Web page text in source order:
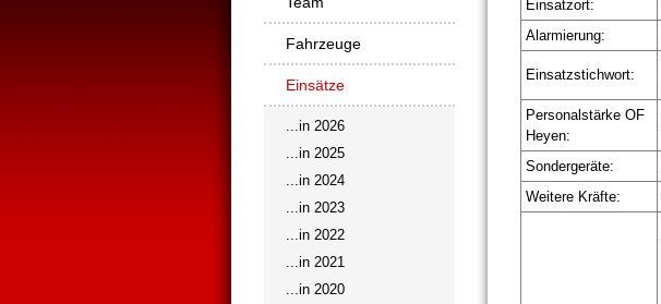
Einsatzort:
Alarmierung:
Einsatzstichwort:
Personalstärke OF
Heyen:
Sondergeräte:
Weitere Kräfte:
Fahrzeuge
Einsätze
...in 2026
...in 2025
...in 2024
...in 2023
...in 2022
...in 2021
...in 2020